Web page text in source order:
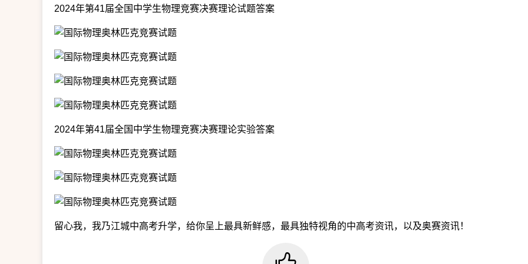
2024年第41届全国中学生物理竞赛决赛理论试题答案
2024年第41届全国中学生物理竞赛决赛理论实验答案
留心我，我乃江城中高考升学，给你呈上最具新鲜感，最具独特视角的中高考资讯，以及奥赛资讯！